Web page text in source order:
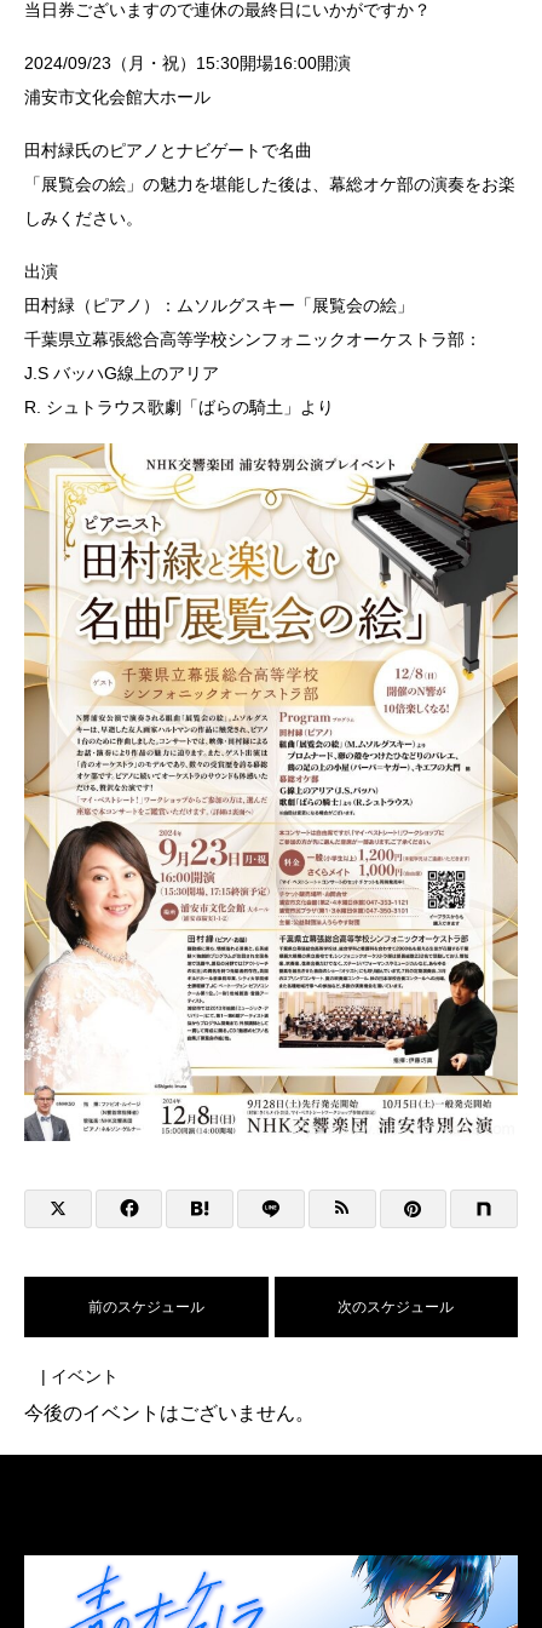
当日券ございますので連休の最終日にいかがですか？
2024/09/23（月・祝）15:30開場16:00開演
浦安市文化会館大ホール
田村緑氏のピアノとナビゲートで名曲
「展覧会の絵」の魅力を堪能した後は、幕総オケ部の演奏をお楽
しみください。
出演
田村緑（ピアノ）：ムソルグスキー「展覧会の絵」
千葉県立幕張総合高等学校シンフォニックオーケストラ部：
J.S バッハG線上のアリア
R. シュトラウス歌劇「ばらの騎土」より
前のスケジュール 次のスケジュール
| イベント
今後のイベントはございません。